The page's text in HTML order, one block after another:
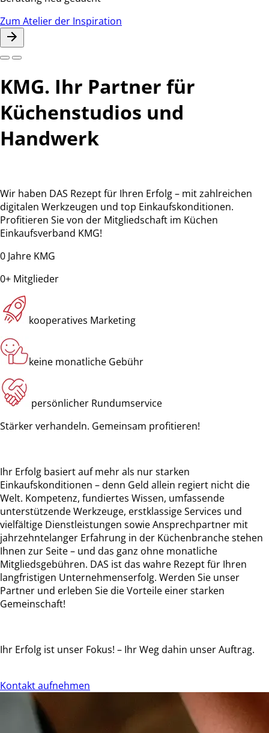
Zum Atelier der Inspiration
KMG. Ihr Partner für
Küchenstudios und
Handwerk
Wir haben DAS Rezept für Ihren Erfolg – mit zahlreichen
digitalen Werkzeugen und top Einkaufskonditionen.
Profitieren Sie von der Mitgliedschaft im Küchen
Einkaufsverband KMG!
0 Jahre KMG
0+ Mitglieder
kooperatives Marketing
keine monatliche Gebühr
persönlicher Rundumservice
Stärker verhandeln. Gemeinsam profitieren!
Ihr Erfolg basiert auf mehr als nur starken
Einkaufskonditionen – denn Geld allein regiert nicht die
Welt. Kompetenz, fundiertes Wissen, umfassende
unterstützende Werkzeuge, erstklassige Services und
vielfältige Dienstleistungen sowie Ansprechpartner mit
jahrzehntelanger Erfahrung in der Küchenbranche stehen
Ihnen zur Seite – und das ganz ohne monatliche
Mitgliedsgebühren. DAS ist das wahre Rezept für Ihren
langfristigen Unternehmenserfolg. Werden Sie unser
Partner und erleben Sie die Vorteile einer starken
Gemeinschaft!
Ihr Erfolg ist unser Fokus! – Ihr Weg dahin unser Auftrag.
Kontakt aufnehmen